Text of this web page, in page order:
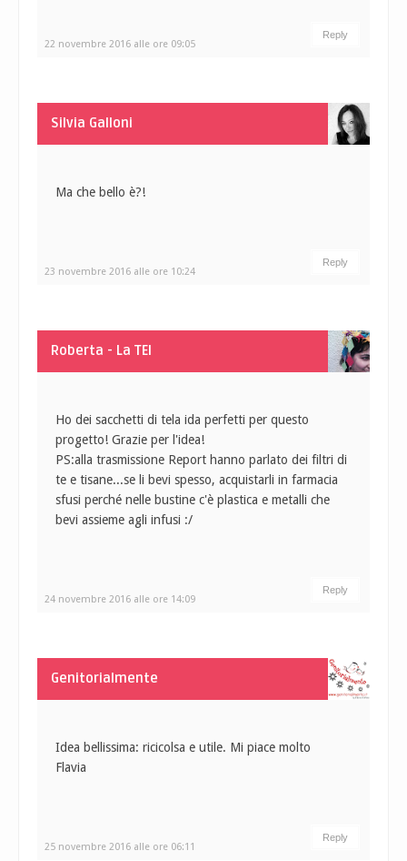
22 novembre 2016 alle ore 09:05
Reply
Silvia Galloni
23 novembre 2016 alle ore 10:24
Ma che bello è?!
Reply
Roberta - La TEI
24 novembre 2016 alle ore 14:09
Ho dei sacchetti di tela ida perfetti per questo
progetto! Grazie per l'idea!
PS:alla trasmissione Report hanno parlato dei filtri di
te e tisane...se li bevi spesso, acquistarli in farmacia
sfusi perché nelle bustine c'è plastica e metalli che
bevi assieme agli infusi :/
Reply
Genitorialmente
25 novembre 2016 alle ore 06:11
Idea bellissima: ricicolsa e utile. Mi piace molto
Flavia
Reply